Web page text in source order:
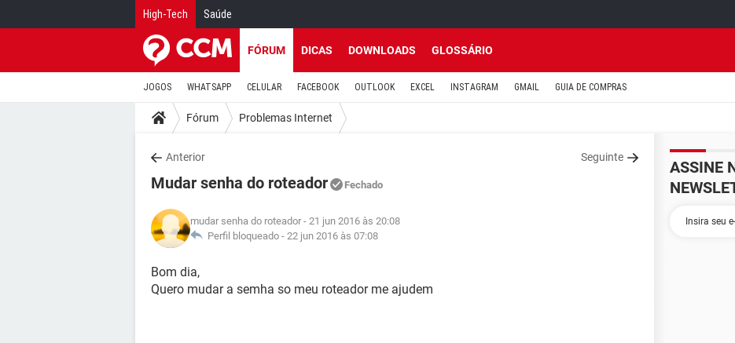
High-Tech Saúde
FÓRUM DICAS DOWNLOADS GLOSSÁRIO
JOGOS WHATSAPP CELULAR FACEBOOK OUTLOOK EXCEL INSTAGRAM GMAIL GUIA DE COMPRAS
Fórum Problemas Internet
Anterior Seguinte
Mudar senha do roteador Fechado
mudar senha do roteador - 21 jun 2016 às 20:08
Perfil bloqueado - 22 jun 2016 às 07:08
Bom dia,
Quero mudar a semha so meu roteador me ajudem
ASSINE